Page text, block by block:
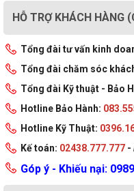
HỖ TRỢ KHÁCH HÀNG
Tổng đài tư vấn kinh
Tổng đài chăm sóc
Tổng đài Kỹ thuật - Bảo
Hotline Bảo Hành:
Hotline Kỹ Thuật:
Kế toán: 02438.777.777 -
Góp ý - Khiếu nại: